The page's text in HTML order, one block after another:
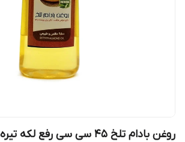
روغن بادام تلخ ۴۵ سی سی رفع